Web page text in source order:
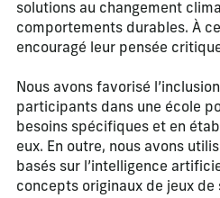
solutions au changement
comportements durables. À
encouragé leur pensée
Nous avons favorisé
participants dans une école
besoins spécifiques et en
eux. En outre, nous avons
basés sur l’intelligence
concepts originaux de jeux